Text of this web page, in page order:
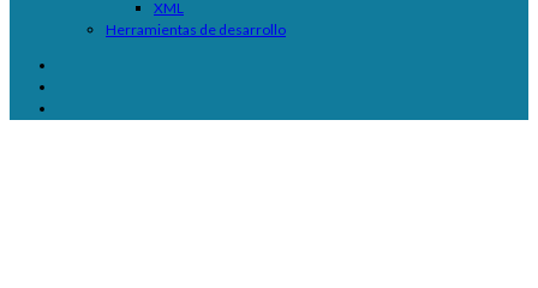
XML
Herramientas de desarrollo